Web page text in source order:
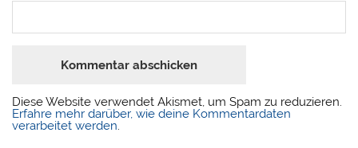
Diese Website verwendet Akismet, um Spam zu reduzieren.
Erfahre mehr darüber, wie deine Kommentardaten
verarbeitet werden.